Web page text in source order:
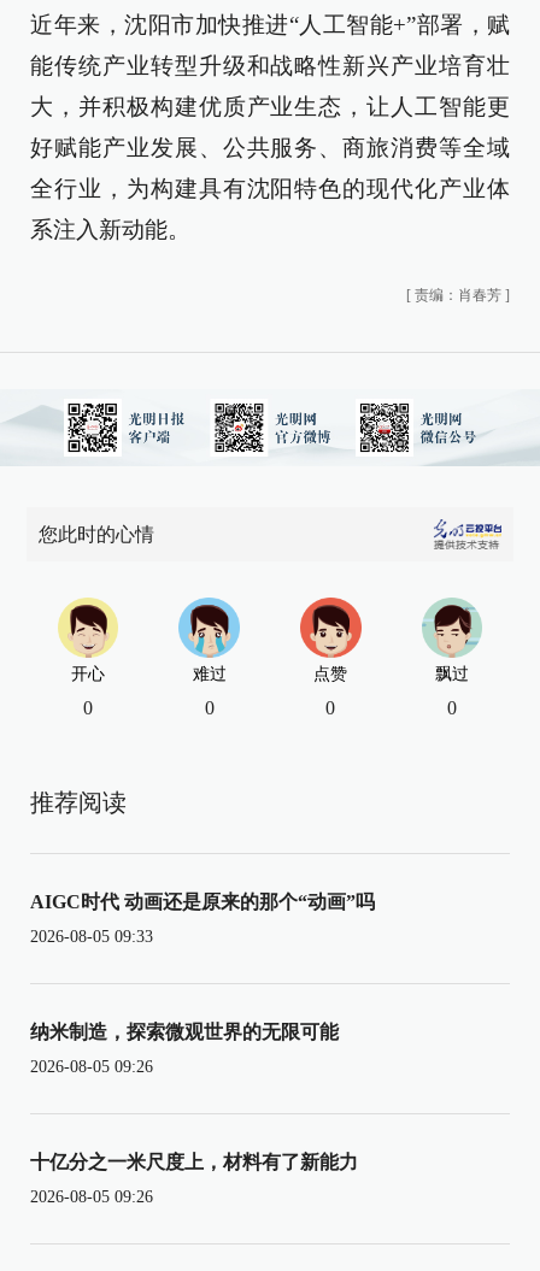
近年来，沈阳市加快推进“人工智能+”部署，赋
能传统产业转型升级和战略性新兴产业培育壮
大，并积极构建优质产业生态，让人工智能更
好赋能产业发展、公共服务、商旅消费等全域
全行业，为构建具有沈阳特色的现代化产业体
系注入新动能。
[ 责编：肖春芳 ]
您此时的心情
开心
0
难过
0
点赞
0
飘过
0
推荐阅读
AIGC时代 动画还是原来的那个“动画”吗
2026-08-05 09:33
纳米制造，探索微观世界的无限可能
2026-08-05 09:26
十亿分之一米尺度上，材料有了新能力
2026-08-05 09:26